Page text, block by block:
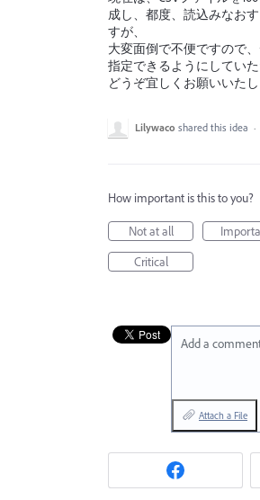
成し、都度、読込みなお
すが、
大変面倒で不便ですので
指定できるようにしてい
どうぞ宜しくお願いいたし
Lilywaco shared this idea ·
How important is this to you?
Not at all
Critical
Add a
Attach a File